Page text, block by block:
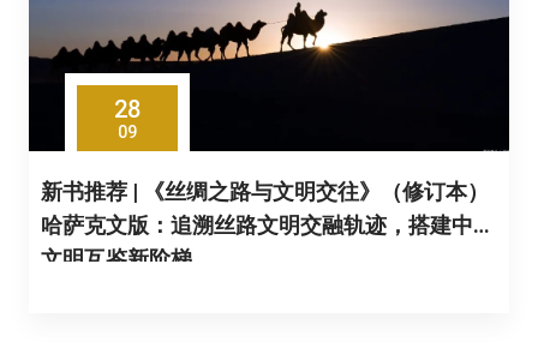
28
09
新书推荐 | 《丝绸之路与文明交往》（修订本）
哈萨克文版：追溯丝路文明交融轨迹，搭建中哈
文明互鉴新阶梯